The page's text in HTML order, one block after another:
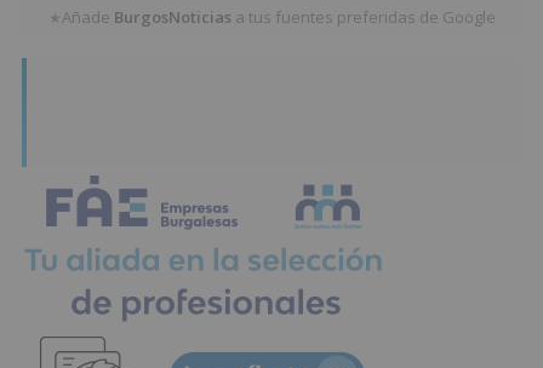
★Añade BurgosNoticias a tus fuentes preferidas de Google